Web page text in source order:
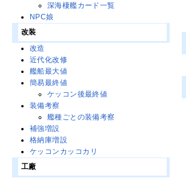
深海棲艦カード一覧
NPC娘
改装
改造
近代化改修
艦船最大値
簡易最終値
ケッコン後最終値
装備考察
艦種ごとの装備考察
補強増設
格納庫増設
ケッコンカッコカリ
工廠